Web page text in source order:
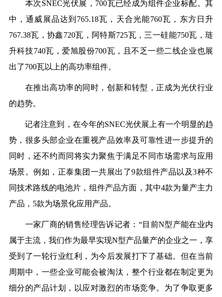
本次SNEC光伏展，700瓦已经成为组件企业标配。其
中，通威展品达到765.18瓦，天合光能760瓦，东方日升
767.38瓦，协鑫720瓦，阿特斯725瓦，三一硅能750瓦，琏
升科技740瓦，爱旭股份700瓦，且不乏一些二线企业也展
出了700瓦以上的高功率组件。
在推出高功率的同时，创新和转型，正成为光伏行业
的趋势。
记者注意到，在今年的SNEC光伏展上有一个明显的趋
势，很多头部企业在重视产品效率及可靠性进一步提升的
同时，还不约而同将实力聚焦于满足不同市场需求与应用
场景。例如，正泰集团一共展出了9款组件产品以及3种不
同技术路线的电池片，组件产品方面，其中4款为量产主力
产品，5款为场景化应用产品。
一家厂商的销售经理告诉记者：“目前N型产能在业内
属于主流，我们作为最早实现N型产品量产的企业之一，享
受到了一轮行业红利，为今后发展打下了基础。但在当前
周期中，一些企业可能会被淘汰，整个行业都在制定更为
细分的产品计划，以应对激烈的市场竞争。为了争取更多